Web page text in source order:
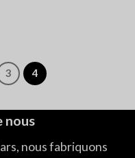
3 4
nous
nous fabriquons